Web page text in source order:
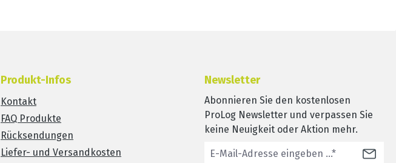
Produkt-Infos
Kontakt
FAQ Produkte
Rücksendungen
Liefer- und Versandkosten
Newsletter
Abonnieren Sie den kostenlosen
ProLog Newsletter und verpassen Sie
keine Neuigkeit oder Aktion mehr.